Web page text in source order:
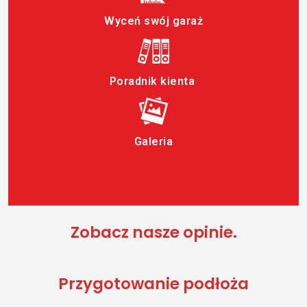
Wyceń swój garaż
Poradnik kienta
Galeria
Zobacz nasze opinie.
Przygotowanie podłoża